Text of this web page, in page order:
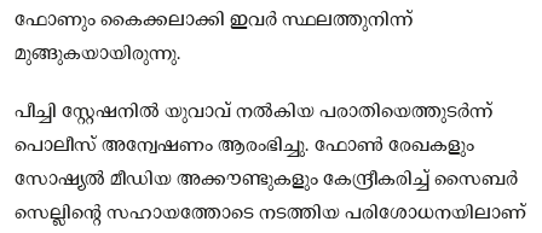
ഫോണും കൈക്കലാക്കി ഇവർ സ്ഥലത്തുനിന്ന്
മുങ്ങുകയായിരുന്നു.
പീച്ചി സ്റ്റേഷനിൽ യുവാവ് നൽകിയ പരാതിയെത്തുടർന്ന്
പൊലീസ് അന്വേഷണം ആരംഭിച്ചു. ഫോൺ രേഖകളും
സോഷ്യൽ മീഡിയ അക്കൗണ്ടുകളും കേന്ദ്രീകരിച്ച് സൈബർ
സെല്ലിന്റെ സഹായത്തോടെ നടത്തിയ പരിശോധനയിലാണ്